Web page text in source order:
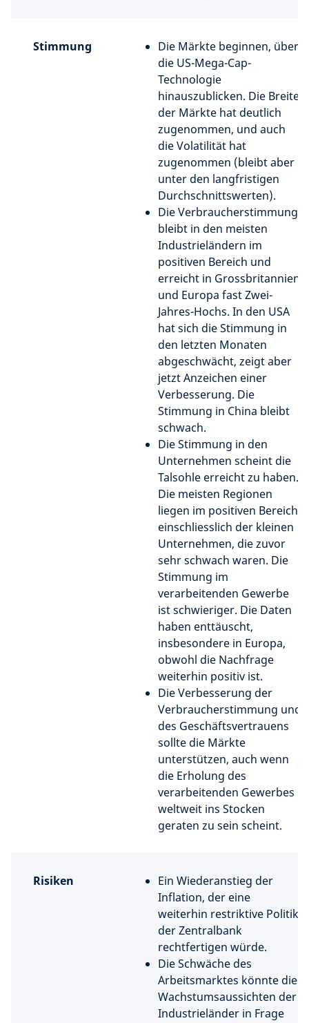
Stimmung
Die Märkte beginnen, über
die US-Mega-Cap-
Technologie
hinauszublicken. Die Breite
der Märkte hat deutlich
zugenommen, und auch
die Volatilität hat
zugenommen (bleibt aber
unter den langfristigen
Durchschnittswerten).
Die Verbraucherstimmung
bleibt in den meisten
Industrieländern im
positiven Bereich und
erreicht in Grossbritannien
und Europa fast Zwei-
Jahres-Hochs. In den USA
hat sich die Stimmung in
den letzten Monaten
abgeschwächt, zeigt aber
jetzt Anzeichen einer
Verbesserung. Die
Stimmung in China bleibt
schwach.
Die Stimmung in den
Unternehmen scheint die
Talsohle erreicht zu haben.
Die meisten Regionen
liegen im positiven Bereich,
einschliesslich der kleinen
Unternehmen, die zuvor
sehr schwach waren. Die
Stimmung im
verarbeitenden Gewerbe
ist schwieriger. Die Daten
haben enttäuscht,
insbesondere in Europa,
obwohl die Nachfrage
weiterhin positiv ist.
Die Verbesserung der
Verbraucherstimmung und
des Geschäftsvertrauens
sollte die Märkte
unterstützen, auch wenn
die Erholung des
verarbeitenden Gewerbes
weltweit ins Stocken
geraten zu sein scheint.
Risiken
Ein Wiederanstieg der
Inflation, der eine
weiterhin restriktive Politik
der Zentralbank
rechtfertigen würde.​
Die Schwäche des
Arbeitsmarktes könnte die
Wachstumsaussichten der
Industrieländer in Frage